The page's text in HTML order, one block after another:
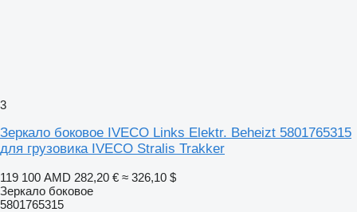
3
Зеркало боковое IVECO Links Elektr. Beheizt 5801765315
для грузовика IVECO Stralis Trakker
119 100 AMD 282,20 € ≈ 326,10 $
Зеркало боковое
5801765315